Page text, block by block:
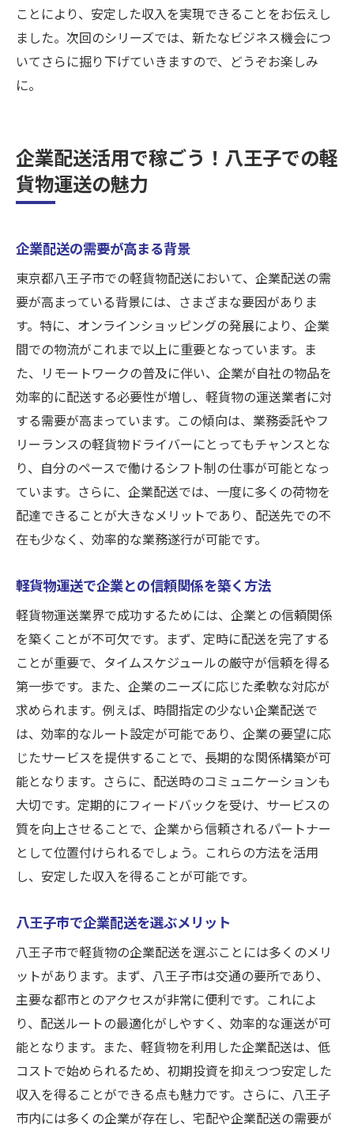
ことにより、安定した収入を実現できることをお伝えし
ました。次回のシリーズでは、新たなビジネス機会につ
いてさらに掘り下げていきますので、どうぞお楽しみ
に。
企業配送活用で稼ごう！八王子での軽
貨物運送の魅力
企業配送の需要が高まる背景
東京都八王子市での軽貨物配送において、企業配送の需
要が高まっている背景には、さまざまな要因がありま
す。特に、オンラインショッピングの発展により、企業
間での物流がこれまで以上に重要となっています。ま
た、リモートワークの普及に伴い、企業が自社の物品を
効率的に配送する必要性が増し、軽貨物の運送業者に対
する需要が高まっています。この傾向は、業務委託やフ
リーランスの軽貨物ドライバーにとってもチャンスとな
り、自分のペースで働けるシフト制の仕事が可能となっ
ています。さらに、企業配送では、一度に多くの荷物を
配達できることが大きなメリットであり、配送先での不
在も少なく、効率的な業務遂行が可能です。
軽貨物運送で企業との信頼関係を築く方法
軽貨物運送業界で成功するためには、企業との信頼関係
を築くことが不可欠です。まず、定時に配送を完了する
ことが重要で、タイムスケジュールの厳守が信頼を得る
第一歩です。また、企業のニーズに応じた柔軟な対応が
求められます。例えば、時間指定の少ない企業配送で
は、効率的なルート設定が可能であり、企業の要望に応
じたサービスを提供することで、長期的な関係構築が可
能となります。さらに、配送時のコミュニケーションも
大切です。定期的にフィードバックを受け、サービスの
質を向上させることで、企業から信頼されるパートナー
として位置付けられるでしょう。これらの方法を活用
し、安定した収入を得ることが可能です。
八王子市で企業配送を選ぶメリット
八王子市で軽貨物の企業配送を選ぶことには多くのメリ
ットがあります。まず、八王子市は交通の要所であり、
主要な都市とのアクセスが非常に便利です。これによ
り、配送ルートの最適化がしやすく、効率的な運送が可
能となります。また、軽貨物を利用した企業配送は、低
コストで始められるため、初期投資を抑えつつ安定した
収入を得ることができる点も魅力です。さらに、八王子
市内には多くの企業が存在し、宅配や企業配送の需要が